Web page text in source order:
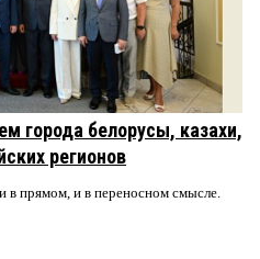
города белорусы, казахи,
регионов
в прямом, и в переносном смысле.